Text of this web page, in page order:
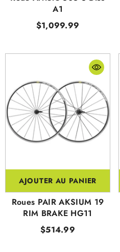
A1
$1,099.99
AJOUTER AU PANIER
Roues PAIR AKSIUM 19
RIM BRAKE HG11
$514.99